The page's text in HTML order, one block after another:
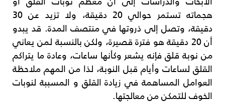
هجماته تستمر حوالي 20 دقيقة، ولا تزيد عن 30
دقيقة، وتصل إلى ذروتها في منتصف المدة. قد يبدو
أن 20 دقيقة هو فترة قصيرة، ولكن بالنسبة لمن يعاني
من نوبة قلق فإنه يشعر وكأنها ساعات، وعادة ما يتراكم
القلق لساعات وأيام قبل النوبة، لذا من المهم ملاحظة
العوامل المساهمة في زيادة القلق و المسببة لنوبات
الخوف للتمكن من معالجتها.